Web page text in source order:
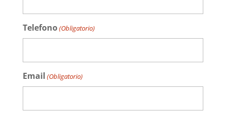
Telefono(Obligatorio)
Email (Obligatorio)